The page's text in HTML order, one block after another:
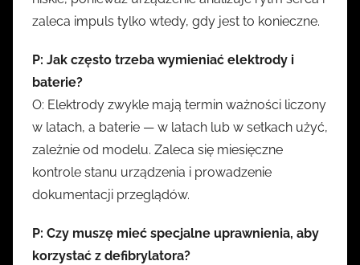
zaleca impuls tylko wtedy, gdy jest to konieczne.
P: Jak często trzeba wymieniać elektrody i
baterie?
O: Elektrody zwykle mają termin ważności liczony
w latach, a baterie — w latach lub w setkach użyć,
zależnie od modelu. Zaleca się miesięczne
kontrole stanu urządzenia i prowadzenie
dokumentacji przeglądów.
P: Czy muszę mieć specjalne uprawnienia, aby
korzystać z defibrylatora?